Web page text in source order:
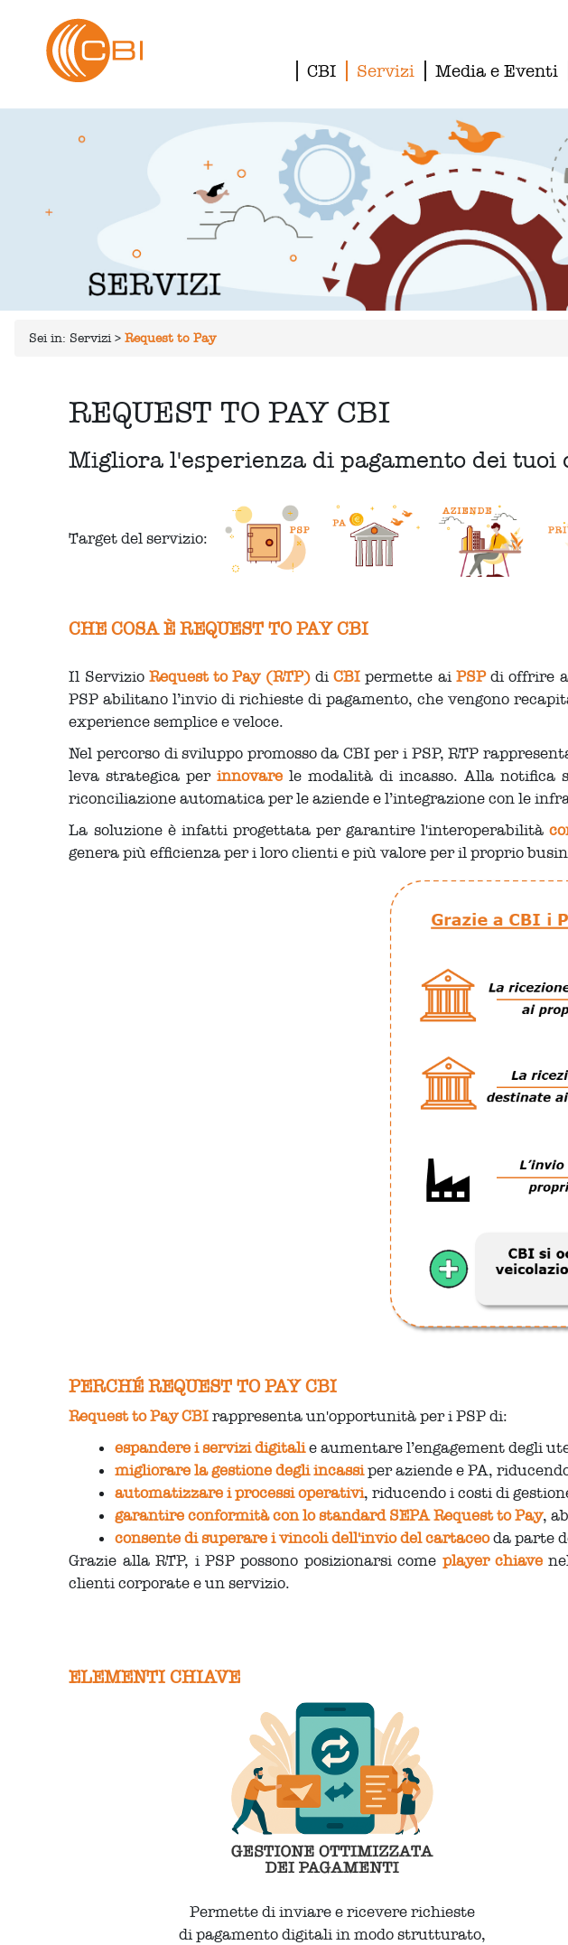
CBI Servizi Media e Eventi
Sei in: Servizi > Request to Pay
REQUEST TO PAY CBI
Migliora l'esperienza di pagamento dei tuoi
Target del servizio:
CHE COSA È REQUEST TO PAY CBI
Il Servizio Request to Pay (RTP)diCBI permette ai PSPdi offrire
PSP abilitano l’invio di richieste di pagamento, che vengono
experience semplice e veloce.
Nel percorso di sviluppo promosso da CBI per i PSP, RTP
leva strategica perinnovarele modalità di incasso. Alla
riconciliazione automatica per le aziende e l’integrazione con le
La soluzione è infatti progettata per garantire l'interoperabilità
genera più efficienza per i loro clienti e più valore per il proprio
PERCHÉ REQUEST TO PAY CBI
Request to Pay CBIrappresenta un'opportunità per i PSP di:
espandere i servizi digitalie aumentare l’engagement degli
migliorare la gestione degli incassiper aziende e PA,
automatizzare i processi operativi, riducendo i costi di
garantire conformità con lo standard SEPA Request to Pay,
consente di superare i vincoli dell'invio del cartaceoda parte
Grazie alla RTP, i PSP possono posizionarsi come player chiave
clienti corporate e un servizio.
ELEMENTI CHIAVE
Permette di inviare e ricevere richieste
di pagamento digitali in modo strutturato,